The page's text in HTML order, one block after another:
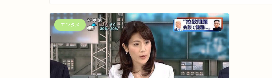
エンタメ